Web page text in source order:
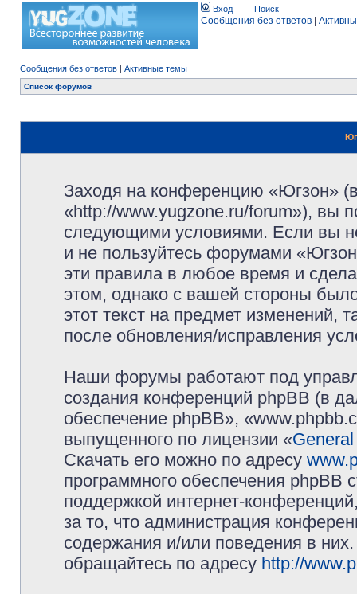
Вход Поиск
Сообщения без ответов
Сообщения без ответов | Активные темы
Список форумов
Заходя на конференцию «Югзон»
«http://www.yugzone.ru/forum»), вы
следующими условиями. Если вы
и не пользуйтесь форумами
эти правила в любое время и
этом, однако с вашей стороны
этот текст на предмет изменений,
после обновления/исправления
Наши форумы работают под
создания конференций phpBB (в
обеспечение phpBB»,
выпущенного по лицензии «
Скачать его можно по адресу
программного обеспечения phpBB
поддержкой интернет-
за то, что администрация
содержания и/или поведения в
обращайтесь по адресу http://